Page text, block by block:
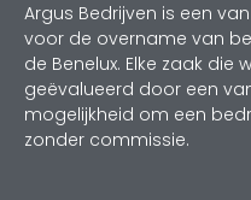
Argus Bedrijven is een
voor de overname van
de Benelux. Elke zaak die
geëvalueerd door een
mogelijkheid om een
zonder commissie.